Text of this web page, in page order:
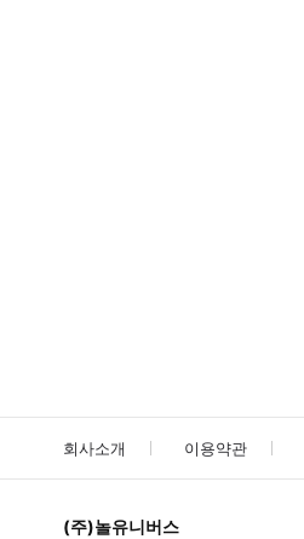
회사소개 이용약관
(주)놀유니버스